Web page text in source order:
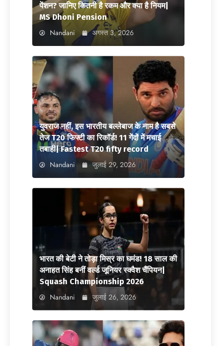
पेंशन? जानिए कितनी है रकम और क्या है नियम|
MS Dhoni Pension
Nandani अगस्त 3, 2026
युवराज नहीं, इस भारतीय बल्लेबाज के नाम है सबसे
तेज T20 फिफ्टी का रिकॉर्ड! 11 गेंदों में मचाई
तबाही| Fastest T20 fifty record
Nandani जुलाई 29, 2026
भारत की बेटी ने तोड़ा मिस्र का घमंड! 18 साल की
अनाहत सिंह बनीं वर्ल्ड जूनियर स्क्वैश चैंपियन|
Squash Championship 2026
Nandani जुलाई 26, 2026